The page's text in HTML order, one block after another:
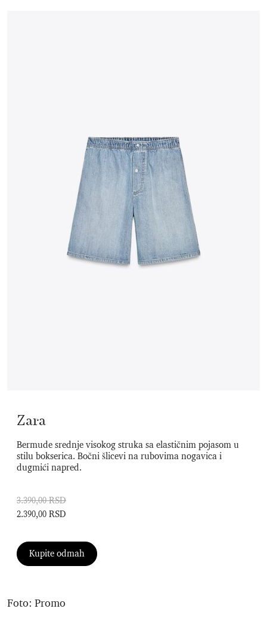
Zara
Bermude srednje visokog struka sa elastičnim pojasom u
stilu bokserica. Bočni šlicevi na rubovima nogavica i
dugmići napred.
3.390,00 RSD
2.390,00 RSD
Kupite odmah
Foto: Promo